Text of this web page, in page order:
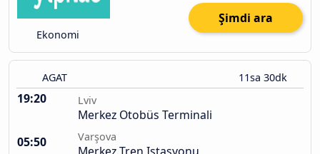
Ekonomi
Şimdi ara
AGAT 11sa 30dk
19:20 Lviv
Merkez Otobüs Terminali
05:50
Varşova